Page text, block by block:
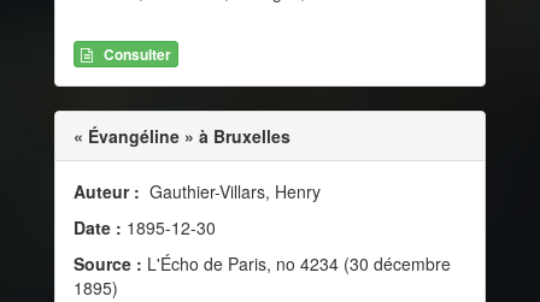
Consulter
« Évangéline » à Bruxelles
Auteur : Gauthier-Villars, Henry
Date : 1895-12-30
Source : L'Écho de Paris, no 4234 (30 décembre
1895)